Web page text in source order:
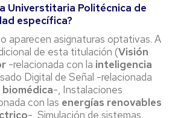
Universtitaria Politécnica de
específica?
aparecen asignaturas optativas. A
de esta titulación (Visión
-relacionada con la inteligencia
Digital de Señal -relacionada
-, Instalaciones
con las energías renovables
-, Simulación de sistemas